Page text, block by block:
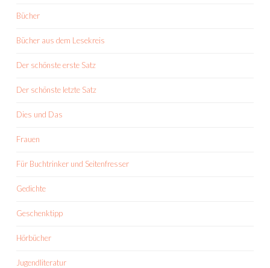
Bücher
Bücher aus dem Lesekreis
Der schönste erste Satz
Der schönste letzte Satz
Dies und Das
Frauen
Für Buchtrinker und Seitenfresser
Gedichte
Geschenktipp
Hörbücher
Jugendliteratur